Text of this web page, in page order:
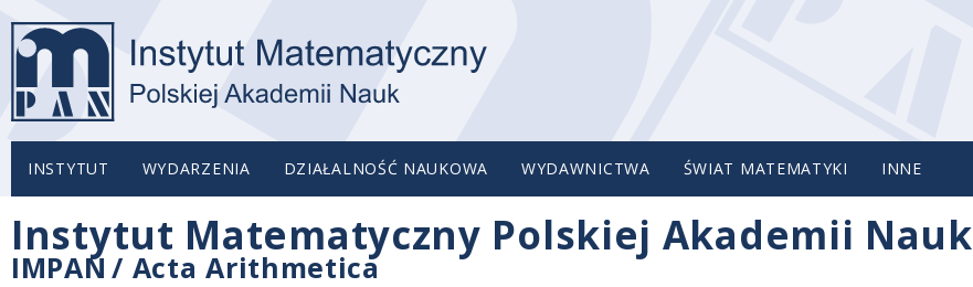
INSTYTUT WYDARZENIA DZIAŁALNOŚĆ NAUKOWA WYDAWNICTWA ŚWIAT MATEMATYKI INNE
Instytut Matematyczny Polskiej Akademii Nauk
IMPAN / Acta Arithmetica